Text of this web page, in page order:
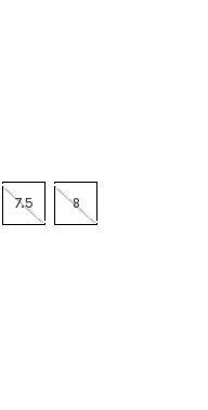
7.5 8